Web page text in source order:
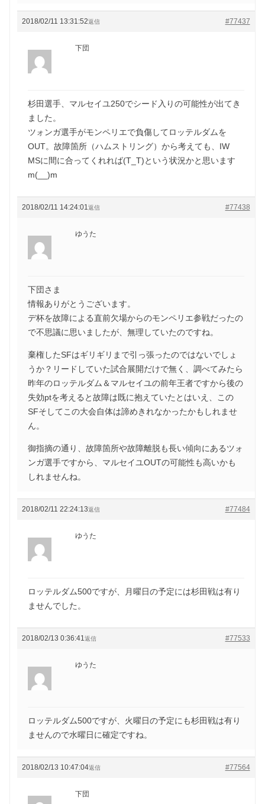
2018/02/11 13:31:52 #77437
返信
下団
杉田選手、マルセイユ250でシード入りの可能性が出てき
ました。
ツォンガ選手がモンペリエで負傷してロッテルダムを
OUT。故障箇所（ハムストリング）から考えても、IW
MSに間に合ってくれれば(T_T)という状況かと思います
m(__)m
2018/02/11 14:24:01 #77438
返信
ゆうた
下団さま
情報ありがとうございます。
デ杯を故障による直前欠場からのモンペリエ参戦だったの
で不思議に思いましたが、無理していたのですね。
棄権したSFはギリギリまで引っ張ったのではないでしょ
うか？リードしていた試合展開だけで無く、調べてみたら
昨年のロッテルダム＆マルセイユの前年王者ですから後の
失効ptを考えると故障は既に抱えていたとはいえ、この
SFそしてこの大会自体は諦めきれなかったかもしれませ
ん。
御指摘の通り、故障箇所や故障離脱も長い傾向にあるツォ
ンガ選手ですから、マルセイユOUTの可能性も高いかも
しれませんね。
2018/02/11 22:24:13 #77484
返信
ゆうた
ロッテルダム500ですが、月曜日の予定には杉田戦は有り
ませんでした。
2018/02/13 0:36:41 #77533
返信
ゆうた
ロッテルダム500ですが、火曜日の予定にも杉田戦は有り
ませんので水曜日に確定ですね。
2018/02/13 10:47:04 #77564
返信
下団